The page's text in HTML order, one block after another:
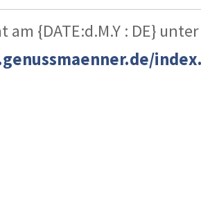
{DATE:d.M.Y : DE}